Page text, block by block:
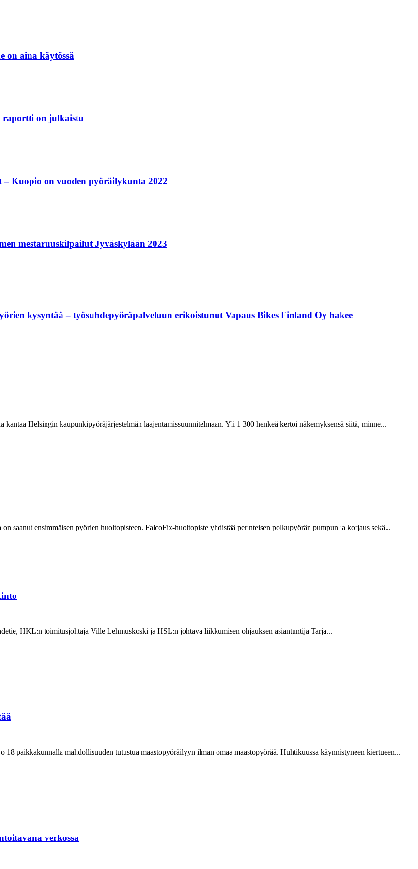
on aina käytössä
raportti on julkaistu
Kuopio on vuoden pyöräilykunta 2022
mestaruuskilpailut Jyväskylään 2023
kysyntää – työsuhdepyöräpalveluun erikoistunut Vapaus Bikes Finland Oy hakee
Helsingin kaupunkipyöräjärjestelmän laajentamissuunnitelmaan. Yli 1 300 henkeä kertoi näkemyksensä siitä, minne...
saanut ensimmäisen pyörien huoltopisteen. FalcoFix-huoltopiste yhdistää perinteisen polkupyörän pumpun ja korjaus sekä...
HKL:n toimitusjohtaja Ville Lehmuskoski ja HSL:n johtava liikkumisen ohjauksen asiantuntija Tarja...
paikkakunnalla mahdollisuuden tutustua maastopyöräilyyn ilman omaa maastopyörää. Huhtikuussa käynnistyneen kiertueen...
verkossa